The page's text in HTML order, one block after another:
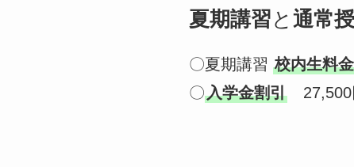
夏期講習と 通常
〇夏期講習 校内生料
〇入学金割引 27,500